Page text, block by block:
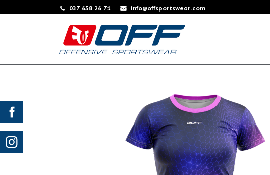
037 658 26 71 info@offsportswear.com